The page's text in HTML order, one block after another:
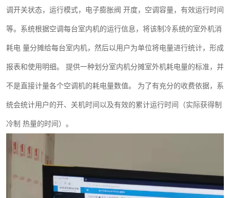
调开关状态，运行模式，电子膨胀阀 开度，空调容量，有效运行时间
等。系统根据空调每台室内机的运行信息，将该制冷系统的室外机消
耗电 量分摊给每台室内机，然后以用户为单位将电量进行统计，形成
报表和使用明细。 提供一种划分室内机分摊室外机耗电量的标准，并
不是直接计量各个空调机的耗电量数值。 为了有充分的收费依据，系
统会统计用户的开、关机时间以及有效的累计运行时间（实际获得制
冷制 热量的时间）。